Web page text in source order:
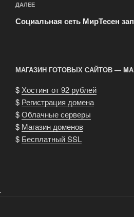
Следующая
запись
ДАЛЕЕ
Социальная сеть МирТесен
МАГАЗИН ГОТОВЫХ САЙТОВ —
$ Хостинг от 92 рублей
$ Регистрация домена
$Облачные серверы
$ Магазин доменов
$ Бесплатный SSL
.